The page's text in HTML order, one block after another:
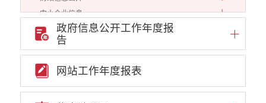
中小企业信息
行政审批信息
环保信息
就业创业
文化、旅游
政府信息公开工作年度报
告
网站工作年度报表